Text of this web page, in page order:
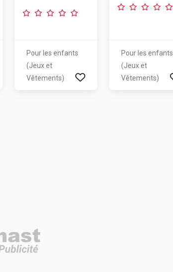
Pour les enfants
(Jeux et
Vêtements)
Pour les enfants
(Jeux et
Vêtements)